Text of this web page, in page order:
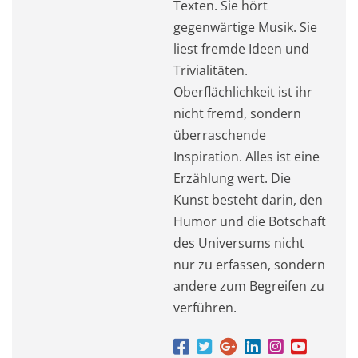
Texten. Sie hört
gegenwärtige Musik. Sie
liest fremde Ideen und
Trivialitäten.
Oberflächlichkeit ist ihr
nicht fremd, sondern
überraschende
Inspiration. Alles ist eine
Erzählung wert. Die
Kunst besteht darin, den
Humor und die Botschaft
des Universums nicht
nur zu erfassen, sondern
andere zum Begreifen zu
verführen.